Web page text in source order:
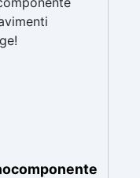
sfumature
colori. ✅
Formulata